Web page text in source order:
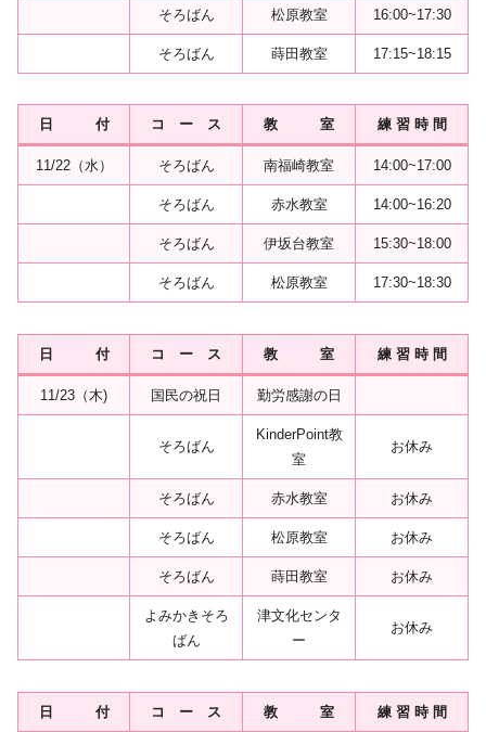
そろばん 松原教室 16:00~17:30
そろばん 蒔田教室 17:15~18:15
日 付 コ ー ス 教 室 練 習 時 間
11/22（水） そろばん 南福崎教室 14:00~17:00
そろばん 赤水教室 14:00~16:20
そろばん 伊坂台教室 15:30~18:00
そろばん 松原教室 17:30~18:30
日 付 コ ー ス 教 室 練 習 時 間
11/23（木) 国民の祝日 勤労感謝の日
そろばん
KinderPoint教
室
お休み
そろばん 赤水教室 お休み
そろばん 松原教室 お休み
そろばん 蒔田教室 お休み
よみかきそろ
ばん
津文化センタ
ー
お休み
日 付 コ ー ス 教 室 練 習 時 間